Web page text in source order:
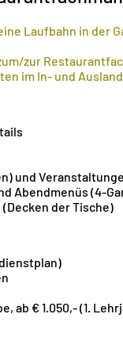
Laufbahn in der
zur
im In- und
und
Abendmenüs (4-
der Tische)
ab € 1.050,- (1.